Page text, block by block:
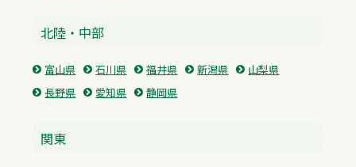
北陸・中部
富山県 石川県 福井県 新潟県
山梨県
長野県
愛知県 静岡県
関東